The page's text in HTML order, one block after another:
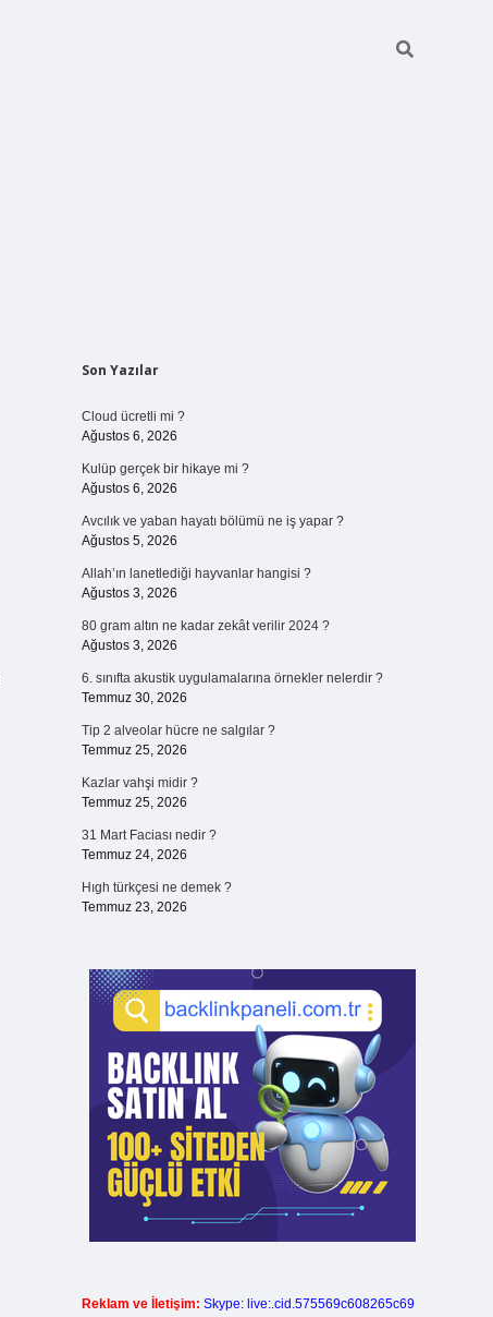
Sidebar
Son Yazılar
Cloud ücretli mi ?
Ağustos 6, 2026
Kulüp gerçek bir hikaye mi ?
Ağustos 6, 2026
Avcılık ve yaban hayatı bölümü ne iş yapar ?
Ağustos 5, 2026
Allah’ın lanetlediği hayvanlar hangisi ?
Ağustos 3, 2026
80 gram altın ne kadar zekât verilir 2024 ?
Ağustos 3, 2026
6. sınıfta akustik uygulamalarına örnekler nelerdir ?
Temmuz 30, 2026
Tip 2 alveolar hücre ne salgılar ?
Temmuz 25, 2026
Kazlar vahşi midir ?
Temmuz 25, 2026
31 Mart Faciası nedir ?
Temmuz 24, 2026
Hıgh türkçesi ne demek ?
Temmuz 23, 2026
Reklam ve İletişim: Skype: live:.cid.575569c608265c69